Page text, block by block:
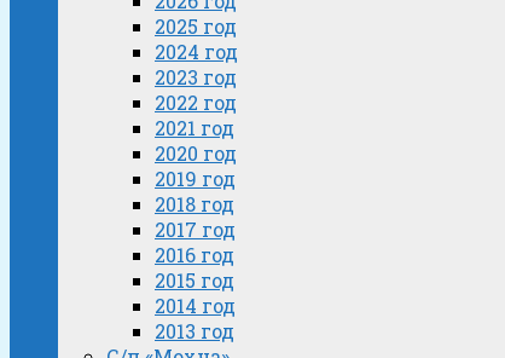
2025 год
2024 год
2023 год
2022 год
2021 год
2020 год
2019 год
2018 год
2017 год
2016 год
2015 год
2014 год
2013 год